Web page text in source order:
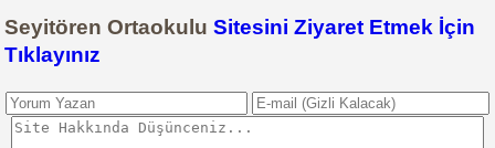
Seyitören OrtaokuluSitesini Ziyaret Etmek İçin
Tıklayınız